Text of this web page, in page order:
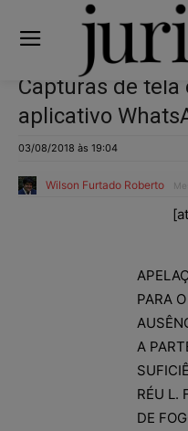
Capturas de tela
aplicativo
03/08/2018 às 19:04
Wilson Furtado Roberto
PARA
A
RÉU L.
DE